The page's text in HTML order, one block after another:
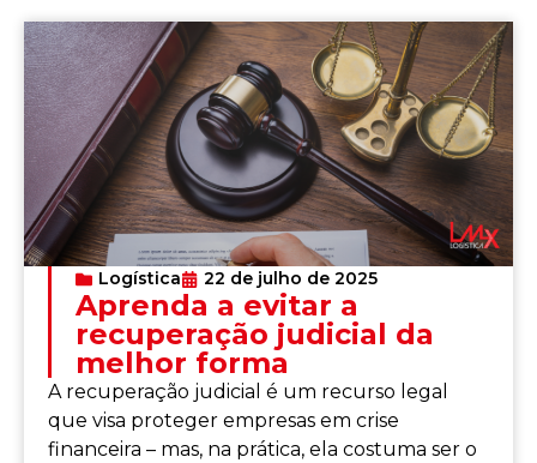
Logística 22 de julho de 2025
Aprenda a evitar a
recuperação judicial da
melhor forma
A recuperação judicial é um recurso legal
que visa proteger empresas em crise
financeira – mas, na prática, ela costuma ser o